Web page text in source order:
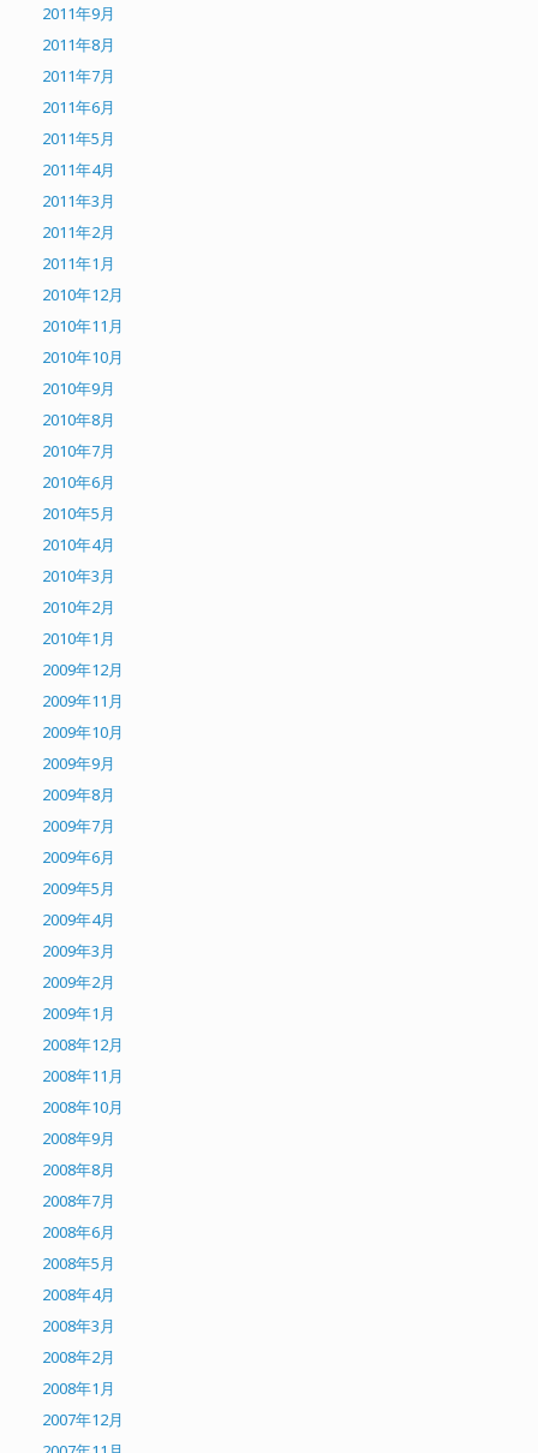
2011年9月
2011年8月
2011年7月
2011年6月
2011年5月
2011年4月
2011年3月
2011年2月
2011年1月
2010年12月
2010年11月
2010年10月
2010年9月
2010年8月
2010年7月
2010年6月
2010年5月
2010年4月
2010年3月
2010年2月
2010年1月
2009年12月
2009年11月
2009年10月
2009年9月
2009年8月
2009年7月
2009年6月
2009年5月
2009年4月
2009年3月
2009年2月
2009年1月
2008年12月
2008年11月
2008年10月
2008年9月
2008年8月
2008年7月
2008年6月
2008年5月
2008年4月
2008年3月
2008年2月
2008年1月
2007年12月